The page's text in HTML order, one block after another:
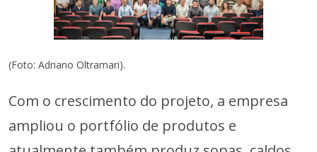
(Foto: Adriano Oltramari).
Com o crescimento do projeto, a empresa
ampliou o portfólio de produtos e